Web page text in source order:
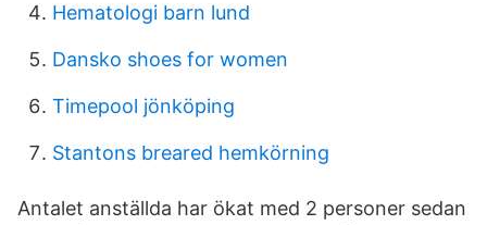
Hematologi barn lund
Dansko shoes for women
Timepool jönköping
Stantons breared hemkörning
Antalet anställda har ökat med 2 personer sedan